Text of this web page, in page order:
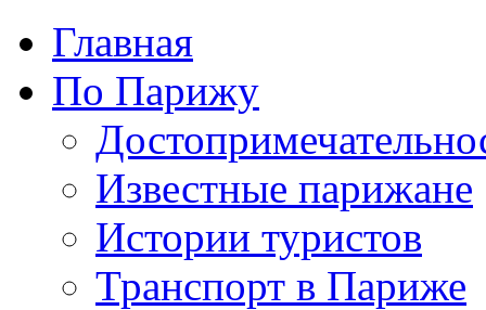
Главная
По Парижу
Известные парижане
Истории туристов
Транспорт в Париже